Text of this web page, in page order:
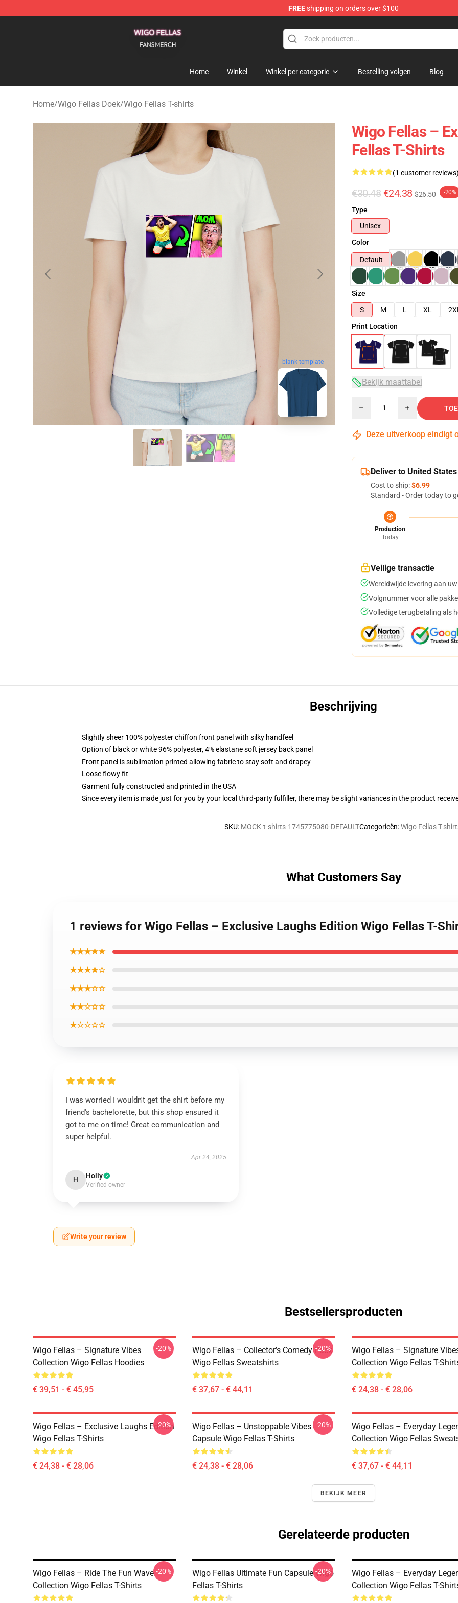
FREEshipping on orders over $100
Home Winkel Winkel per categorie Bestelling volgen Blog
Home/Wigo Fellas Doek/Wigo Fellas T-shirts
blank template
Wigo Fellas –
Fellas T-Shirts
(1 customer reviews)
€30.48 €24.38 $26.50 -20%
Type
Unisex
Color
Default
Size
S
M L XL 2XL
Print Location
Bekijk maattabel
Deze uitverkoop eindigt
Deliver to United States
Cost to ship:$6.99
Standard - Order today to
Production
Today
Veilige transactie
Wereldwijde levering aan
Volgnummer voor alle
Volledige terugbetaling als
Beschrijving
Slightly sheer 100% polyester chiffon front panel with silky handfeel
Option of black or white 96% polyester, 4% elastane soft jersey back panel
Front panel is sublimation printed allowing fabric to stay soft and drapey
Loose flowy fit
Garment fully constructed and printed in the USA
Since every item is made just for you by your local third-party fulfiller, there may be slight variances in the product
SKU: MOCK-t-shirts-1745775080-DEFAULTCategorieën:Wigo Fellas T-
What Customers Say
1 reviews for Wigo Fellas – Exclusive Laughs Edition Wigo Fellas T-
★★★★★
★★★★☆
★★★☆☆
★★☆☆☆
★☆☆☆☆
I was worried I wouldn't get the shirt before my
friend's bachelorette, but this shop ensured it
got to me on time! Great communication and
super helpful.
Apr 24, 2025
H Holly
Verified owner
Write your review
Bestsellersproducten
Wigo Fellas – Signature Vibes
Collection Wigo Fellas Hoodies
€ 39,51 - € 45,95
-20%
Wigo Fellas – Collector’s Comedy Pack
Wigo Fellas Sweatshirts
€ 37,67 - € 44,11
-20%
Wigo Fellas – Signature
Collection Wigo Fellas T-
€ 24,38 - € 28,06
Wigo Fellas – Exclusive Laughs Edition
Wigo Fellas T-Shirts
€ 24,38 - € 28,06
-20%
Wigo Fellas – Unstoppable Vibes
Capsule Wigo Fellas T-Shirts
€ 24,38 - € 28,06
-20%
Wigo Fellas – Everyday
Collection Wigo Fellas
€ 37,67 - € 44,11
BEKIJK MEER
Gerelateerde producten
Wigo Fellas – Ride The Fun Wave
Collection Wigo Fellas T-Shirts
-20%
Wigo Fellas Ultimate Fun Capsule Wigo
Fellas T-Shirts
-20%
Wigo Fellas – Everyday
Collection Wigo Fellas T-